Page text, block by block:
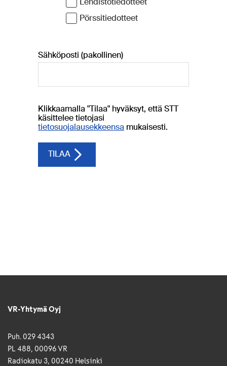
VR-Yhtymä Oyj
Puh. 029 4343
PL 488, 00096 VR
Radiokatu 3, 00240 Helsinki